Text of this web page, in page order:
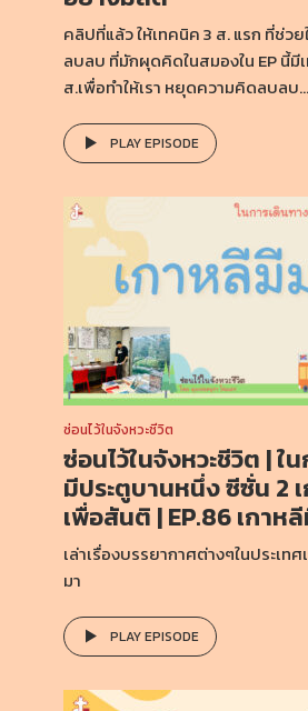
คลิปที่แล้ว ให้เทคนิค 3 ส. แรก ที่ช่ว
ลบลบ ที่มักผุดคิดในสมองใน EP นี้มี
ส.เพื่อทำให้เรา หยุดความคิดลบลบ...
PLAY EPISODE
ซ่อนไว้ในจังหวะชีวิต
ซ่อนไว้ในจังหวะชีวิต | ใ
มีประตูบานหนึ่ง ซีซั่น 2
เพื่อสันติ | EP.86 เกาห
เล่าเรื่องบรรยากาศต่างๆในประเท
มา
PLAY EPISODE